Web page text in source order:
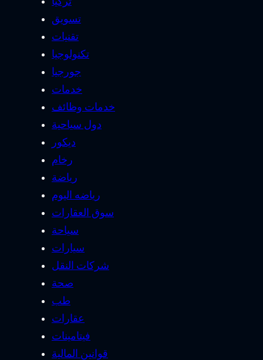
تسويق
تقنيات
تكنولوجيا
جورجيا
خدمات
خدمات وظائف
دول سياحية
ديكور
رخام
رياضة
رياضه اليوم
سوق العقارات
سياحة
سيارات
شركات النقل
صحة
طب
عقارات
فيتامينات
قوانين المالية